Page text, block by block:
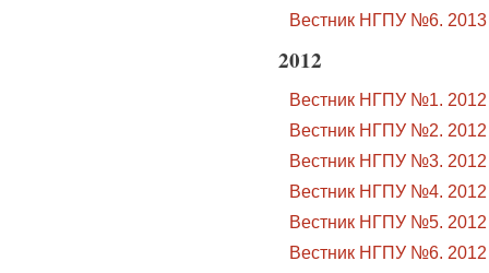
Вестник НГПУ №6. 2013
2012
Вестник НГПУ №1. 2012
Вестник НГПУ №2. 2012
Вестник НГПУ №3. 2012
Вестник НГПУ №4. 2012
Вестник НГПУ №5. 2012
Вестник НГПУ №6. 2012